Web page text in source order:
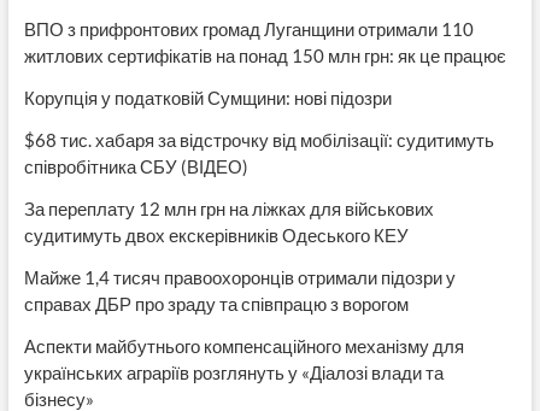
ВПО з прифронтових громад Луганщини отримали 110
житлових сертифікатів на понад 150 млн грн: як це працює
Корупція у податковій Сумщини: нові підозри
$68 тис. хабаря за відстрочку від мобілізації: судитимуть
співробітника СБУ (ВІДЕО)
За переплату 12 млн грн на ліжках для військових
судитимуть двох екскерівників Одеського КЕУ
Майже 1,4 тисяч правоохоронців отримали підозри у
справах ДБР про зраду та співпрацю з ворогом
Аспекти майбутнього компенсаційного механізму для
українських аграріїв розглянуть у «Діалозі влади та
бізнесу»